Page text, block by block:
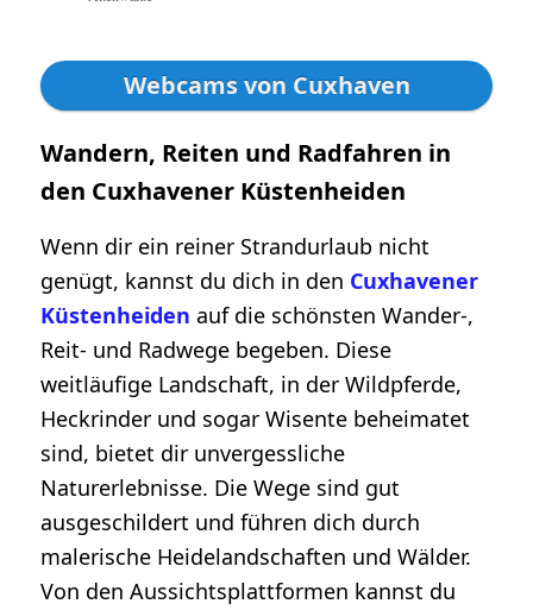
Webcams von Cuxhaven
Wandern, Reiten und Radfahren in
den Cuxhavener Küstenheiden
Wenn dir ein reiner Strandurlaub nicht
genügt, kannst du dich in den Cuxhavener
Küstenheiden auf die schönsten Wander-,
Reit- und Radwege begeben. Diese
weitläufige Landschaft, in der Wildpferde,
Heckrinder und sogar Wisente beheimatet
sind, bietet dir unvergessliche
Naturerlebnisse. Die Wege sind gut
ausgeschildert und führen dich durch
malerische Heidelandschaften und Wälder.
Von den Aussichtsplattformen kannst du